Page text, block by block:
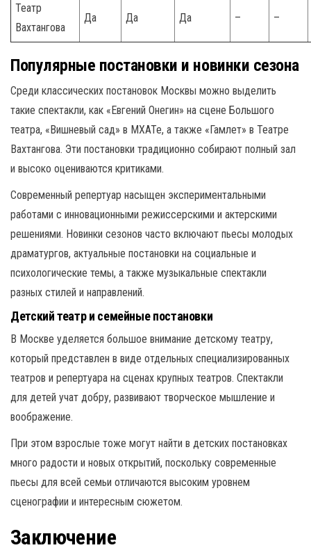
Театр
Вахтангова
Да Да Да – –
Популярные постановки и новинки сезона
Среди классических постановок Москвы можно выделить
такие спектакли, как «Евгений Онегин» на сцене Большого
театра, «Вишневый сад» в МХАТе, а также «Гамлет» в Театре
Вахтангова. Эти постановки традиционно собирают полный зал
и высоко оцениваются критиками.
Современный репертуар насыщен экспериментальными
работами с инновационными режиссерскими и актерскими
решениями. Новинки сезонов часто включают пьесы молодых
драматургов, актуальные постановки на социальные и
психологические темы, а также музыкальные спектакли
разных стилей и направлений.
Детский театр и семейные постановки
В Москве уделяется большое внимание детскому театру,
который представлен в виде отдельных специализированных
театров и репертуара на сценах крупных театров. Спектакли
для детей учат добру, развивают творческое мышление и
воображение.
При этом взрослые тоже могут найти в детских постановках
много радости и новых открытий, поскольку современные
пьесы для всей семьи отличаются высоким уровнем
сценографии и интересным сюжетом.
Заключение